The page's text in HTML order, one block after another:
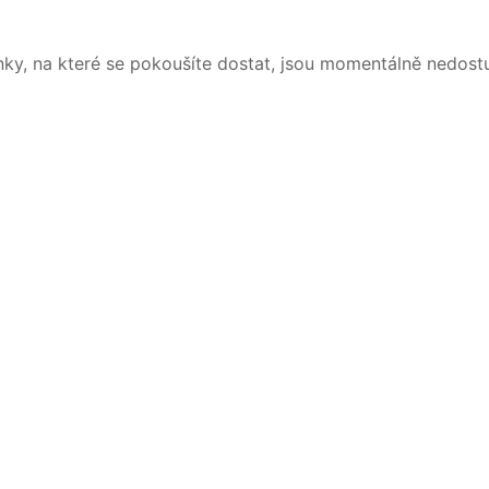
na které se pokoušíte dostat, jsou momentálně